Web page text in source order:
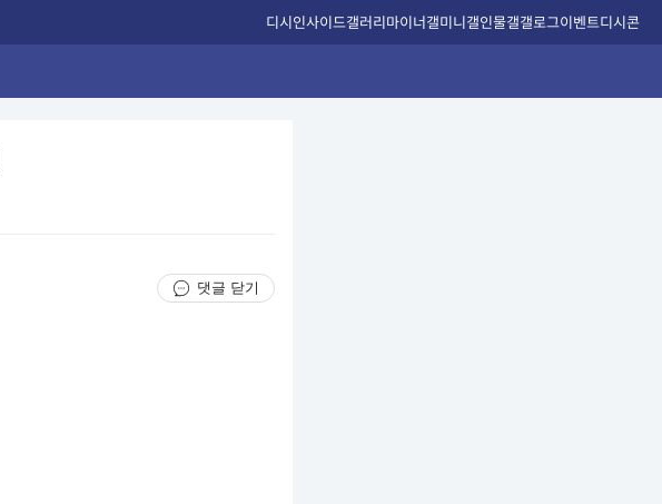
디시인사이드갤러리마이너갤미니갤인물갤갤로그이벤트디시콘
댓글 닫기